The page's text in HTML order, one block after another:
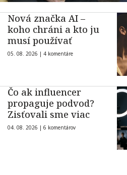
Nová značka AI –
koho chráni a kto ju
musí používať
05. 08. 2026 | 4 komentáre
Čo ak influencer
propaguje podvod?
Zisťovali sme viac
04. 08. 2026 | 6 komentárov